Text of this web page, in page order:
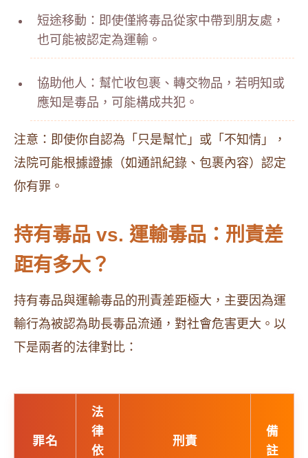
短途移動：即使僅將毒品從家中帶到朋友處，
也可能被認定為運輸。
協助他人：幫忙收包裹、轉交物品，若明知或
應知是毒品，可能構成共犯。
注意：即使你自認為「只是幫忙」或「不知情」，
法院可能根據證據（如通訊紀錄、包裹內容）認定
你有罪。
持有毒品 vs. 運輸毒品：刑責差
距有多大？
持有毒品與運輸毒品的刑責差距極大，主要因為運
輸行為被認為助長毒品流通，對社會危害更大。以
下是兩者的法律對比：
罪名
法
律
依
刑責
備
註